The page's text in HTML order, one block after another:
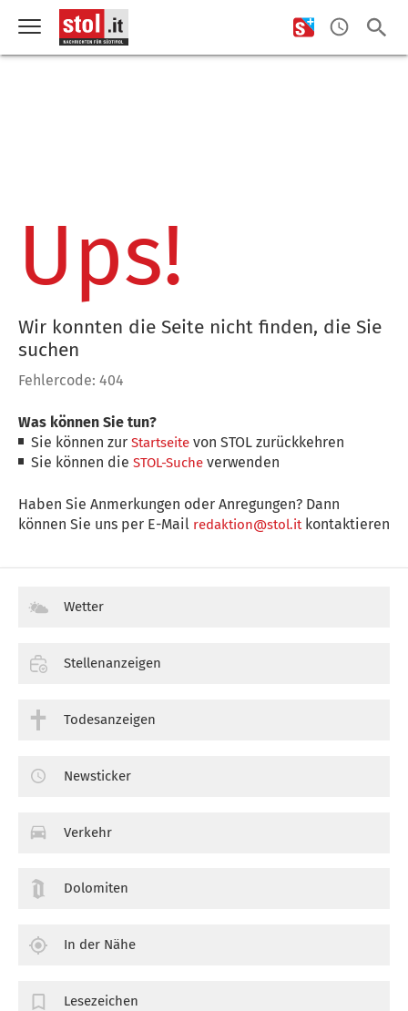
Ups!
Wir konnten die Seite nicht finden, die Sie
suchen
Fehlercode: 404
Was können Sie tun?
Sie können zurStartseite von STOL zurückkehren
Sie können dieSTOL-Suche verwenden
Haben Sie Anmerkungen oder Anregungen? Dann
können Sie uns per E-Mail redaktion@stol.itkontaktieren
Wetter
Stellenanzeigen
Todesanzeigen
Newsticker
Verkehr
Dolomiten
In der Nähe
Lesezeichen